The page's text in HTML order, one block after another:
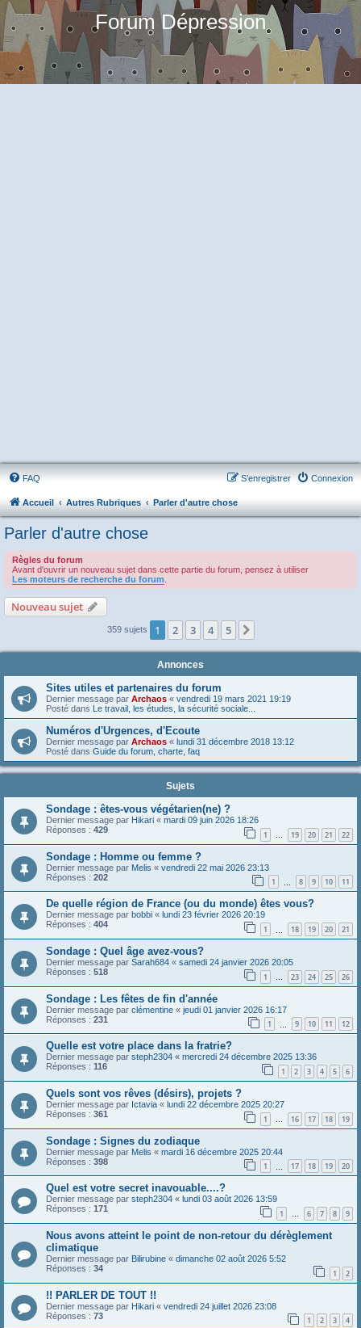
Forum Dépression
FAQ Connexion
S’enregistrer
Accueil Autres Rubriques Parler d'autre chose
Parler d'autre chose
Règles du forum
Avant d'ouvrir un nouveau sujet dans cette partie du forum, pensez à utiliser
Les moteurs de recherche du forum
Nouveau sujet
359 sujets 1 2 3 4 5
Annonces
Sites utiles et partenaires du forum
Dernier message par Archaos « vendredi 19 mars 2021 19:19
Posté dans Le travail, les études, la sécurité sociale...
Numéros d'Urgences, d'Ecoute
Dernier message par Archaos « lundi 31 décembre 2018 13:12
Posté dans Guide du forum, charte, faq
Sujets
Sondage : êtes-vous végétarien(ne) ?
Dernier message par Hikari « mardi 09 juin 2026 18:26
Réponses : 429 1 … 19 20 21 22
Sondage : Homme ou femme ?
Dernier message par Melis « vendredi 22 mai 2026 23:13
Réponses : 202 1 8 9 10 11
De quelle région de France (ou du monde) êtes vous?
Dernier message par bobbi « lundi 23 février 2026 20:19
Réponses : 404 1 18 19 20 21
Sondage : Quel âge avez-vous?
Dernier message par Sarah684 « samedi 24 janvier 2026 20:05
Réponses : 518 1 … 23 24 25 26
Sondage : Les fêtes de fin d'année
Dernier message par clémentine « jeudi 01 janvier 2026 16:17
Réponses : 231 1 9 10 11 12
Quelle est votre place dans la fratrie?
Dernier message par steph2304 « mercredi 24 décembre 2025 13:36
Réponses : 116 1 2 3 4 5 6
Quels sont vos rêves (désirs), projets ?
Dernier message par Ictavia « lundi 22 décembre 2025 20:27
Réponses : 361 1 … 16 17 18 19
Sondage : Signes du zodiaque
Dernier message par Melis « mardi 16 décembre 2025 20:44
Réponses : 398 1 17 18 19 20
Quel est votre secret inavouable....?
Dernier message par steph2304 « lundi 03 août 2026 13:59
Réponses : 171 1 … 6 7 8 9
Nous avons atteint le point de non-retour du dérèglement
climatique
Dernier message par Bilirubine « dimanche 02 août 2026 5:52
Réponses : 34 1 2
!! PARLER DE TOUT !!
Dernier message par Hikari « vendredi 24 juillet 2026 23:08
Réponses : 73 1 2 3 4